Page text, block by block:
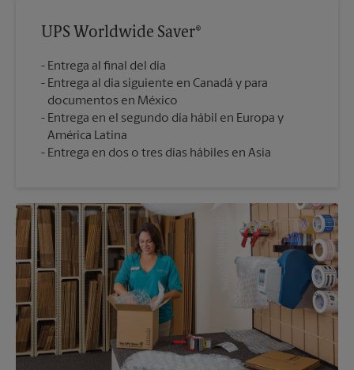
UPS Worldwide Saver®
Entrega al final del día
Entrega al día siguiente en Canadá y para
documentos en México
Entrega en el segundo día hábil en Europa y
América Latina
Entrega en dos o tres días hábiles en Asia